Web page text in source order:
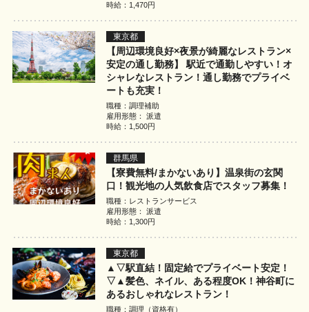
時給：1,470円
東京都
【周辺環境良好×夜景が綺麗なレストラン×
安定の通し勤務】 駅近で通勤しやすい！オ
シャレなレストラン！通し勤務でプライベ
ートも充実！
職種：調理補助
雇用形態： 派遣
時給：1,500円
群馬県
【寮費無料/まかないあり】温泉街の玄関
口！観光地の人気飲食店でスタッフ募集！
職種：レストランサービス
雇用形態： 派遣
時給：1,300円
東京都
▲▽駅直結！固定給でプライベート安定！
▽▲髪色、ネイル、ある程度OK！神谷町に
あるおしゃれなレストラン！
職種：調理（資格有）